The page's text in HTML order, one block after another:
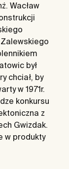
Wacław
był
chciał, by
w 1971r.
konkursu
z
Gwizdak.
w produkty